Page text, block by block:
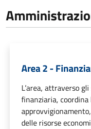
Area 2 -
L’area, attraverso
finanziaria,
delle risorse